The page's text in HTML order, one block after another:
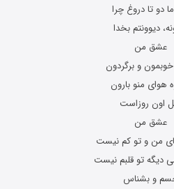
دو تا دروغ چرا
دیوونتم بخدا
عشق من
و برگردون
هوای منو بارون
اون روزاست
عشق من
من و تو کم نیست
دیگه تو قلبم نیست
و بشناس